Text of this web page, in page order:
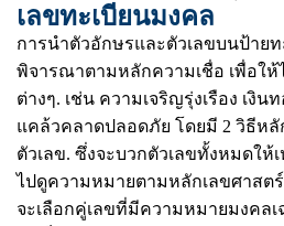
เลขทะเบียนมงคล
การนำตัวอักษรและตัวเลขบนป้าย
พิจารณาตามหลักความเชื่อ เพื่อให้
ต่างๆ. เช่น ความเจริญรุ่งเรือง เงิน
แคล้วคลาดปลอดภัย โดยมี 2 วิธีห
ตัวเลข. ซึ่งจะบวกตัวเลขทั้งหมดให้
ไปดูความหมายตามหลักเลขศาสต
จะเลือกคู่เลขที่มีความหมายมงคลเ